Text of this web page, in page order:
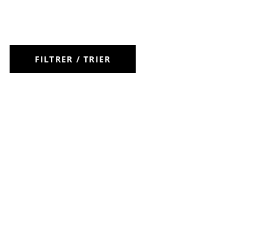
FILTRER / TRIER